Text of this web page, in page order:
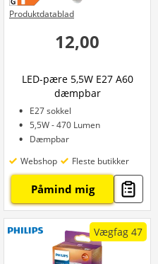
12,00
LED-pære 5,5W E27 A60
dæmpbar
E27 sokkel
5,5W - 470 Lumen
Dæmpbar
Produktdatablad
Webshop Fleste butikker
Påmind mig
Vægfag 47